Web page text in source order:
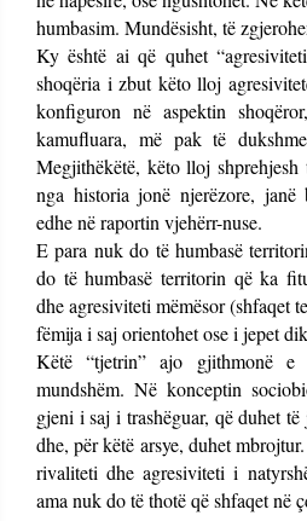
humbasim. Mundësisht, të
Ky është ai që quhet
shoqëria i zbut këto lloj
konfiguron në aspektin
kamufluara, më pak të
Megjithëkëtë, këto lloj shprehjesh
nga historia jonë njerëzore,
edhe në raportin vjehërr-nuse.
E para nuk do të humbasë
do të humbasë territorin që ka
dhe agresiviteti mëmësor (shfaqet
fëmija i saj orientohet ose i jepet
Këtë “tjetrin” ajo gjithmonë
mundshëm. Në konceptin
gjeni i saj i trashëguar, që duhet
dhe, për këtë arsye, duhet
rivaliteti dhe agresiviteti i
ama nuk do të thotë që shfaqet në